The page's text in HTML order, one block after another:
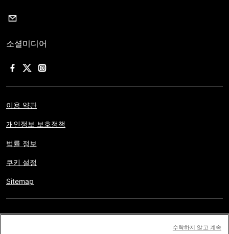
소셜미디어
이용 약관
개인정보 보호정책
법률 정보
쿠키 설정
Sitemap
수락하지 않고 계속